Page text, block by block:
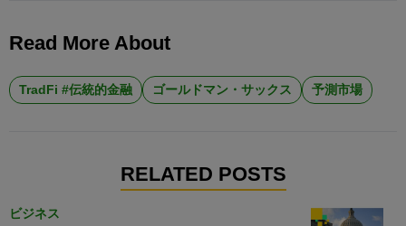
Read More About
TradFi #伝統的金融 ゴールドマン・サックス 予測市場
RELATED POSTS
ビジネス